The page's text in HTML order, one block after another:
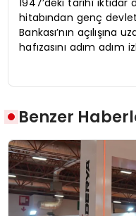
1947’deki tarihî iktidar
hitabından genç
Bankası’nın
hafızasını adım adım
Benzer